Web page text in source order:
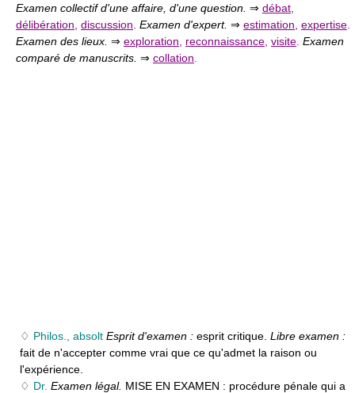
Examen collectif d'une affaire, d'une question. ⇒ débat
délibération discussion Examen d'expert. ⇒ estimation expertise
Examen des lieux. ⇒ exploration reconnaissance visite Examen
comparé de manuscrits. ⇒ collation
♢ Philos., absolt Esprit d'examen : esprit critique. Libre examen :
fait de n'accepter comme vrai que ce qu'admet la raison ou
l'expérience.
♢ Dr. Examen légal. MISE EN EXAMEN : procédure pénale qui a